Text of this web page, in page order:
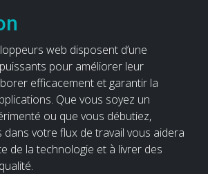
web disposent d’une
pour améliorer leur
efficacement et garantir la
Que vous soyez un
ou que vous débutiez,
dans votre flux de travail vous aidera
de la technologie et à livrer des